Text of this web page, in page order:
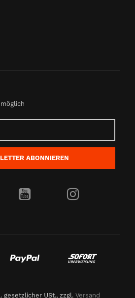
ABONNIEREN
gesetzlicher USt., zzgl. Versand